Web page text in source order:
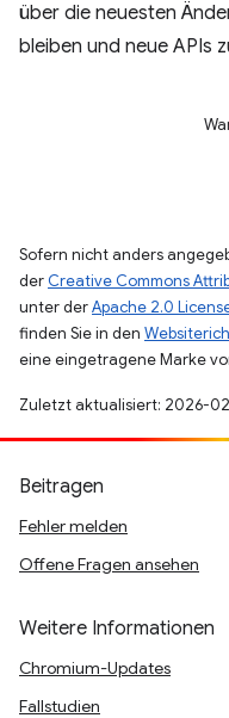
über die neuesten
bleiben und neue APIs
Sofern nicht anders
der Creative Commons
unter derApache 2.0
finden Sie in den
eine eingetragene Marke
Zuletzt aktualisiert: 2026-
Beitragen
Fehler melden
Offene Fragen ansehen
Weitere Informationen
Chromium-Updates
Fallstudien